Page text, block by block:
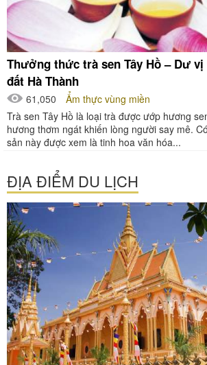
Thưởng thức trà sen Tây Hồ – Dư
đất Hà Thành
61,050
Ẩm thực vùng miền
Trà sen Tây Hồ là loại trà được ướp hương
hương thơm ngát khiến lòng người say mê.
sản này được xem là tinh hoa văn hóa...
ĐỊA ĐIỂM DU LỊCH